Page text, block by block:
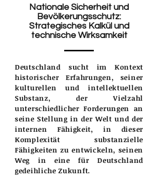
Nationale Sicherheit und
Bevölkerungsschutz:
Strategisches Kalkül und
technische Wirksamkeit
Deutschland sucht im Kontext
historischer Erfahrungen, seiner
kulturellen und intellektuellen
Substanz, der Vielzahl
unterschiedlicher Forderungen an
seine Stellung in der Welt und der
internen Fähigkeit, in dieser
Komplexität substanzielle
Fähigkeiten zu entwickeln, seinen
Weg in eine für Deutschland
gedeihliche Zukunft.